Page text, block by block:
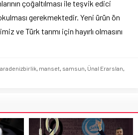
çoğaltılması ile teşvik edici
gerekmektedir. Yeni ürün ön
ve Türk tarımı için hayırlı olmasını
, manset, samsun, Ünal Erarslan,